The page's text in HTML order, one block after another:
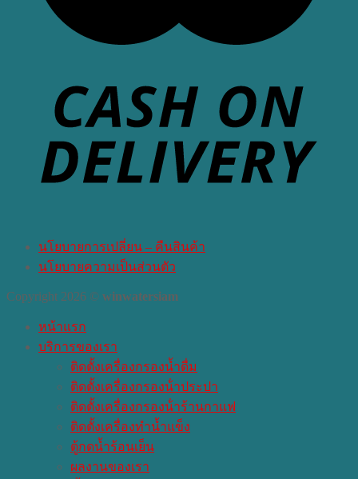
นโยบายการเปลี่ยน – คืนสินค้า
นโยบายความเป็นส่วนตัว
Copyright 2026 © winwatersiam
หน้าแรก
บริการของเรา
ติดตั้งเครื่องกรองน้ำดื่ม
ติดตั้งเครื่องกรองน้ําประปา
ติดตั้งเครื่องกรองน้ําร้านกาแฟ
ติดตั้งเครื่องทำน้ำแข็ง
ตู้กดน้ำร้อนเย็น
ผลงานของเรา